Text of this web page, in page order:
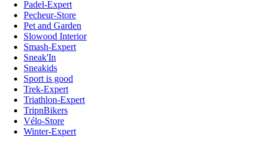
Padel-Expert
Pecheur-Store
Pet and Garden
Slowood Interior
Smash-Expert
Sneak'In
Sneakids
Sport is good
Trek-Expert
Triathlon-Expert
TripnBikers
Vélo-Store
Winter-Expert